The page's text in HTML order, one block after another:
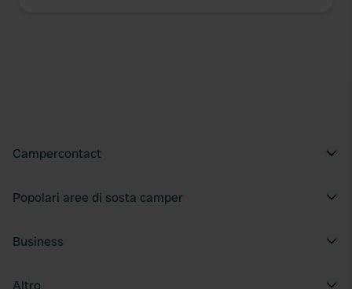
Campercontact
Popolari aree di sosta camper
Business
Altro